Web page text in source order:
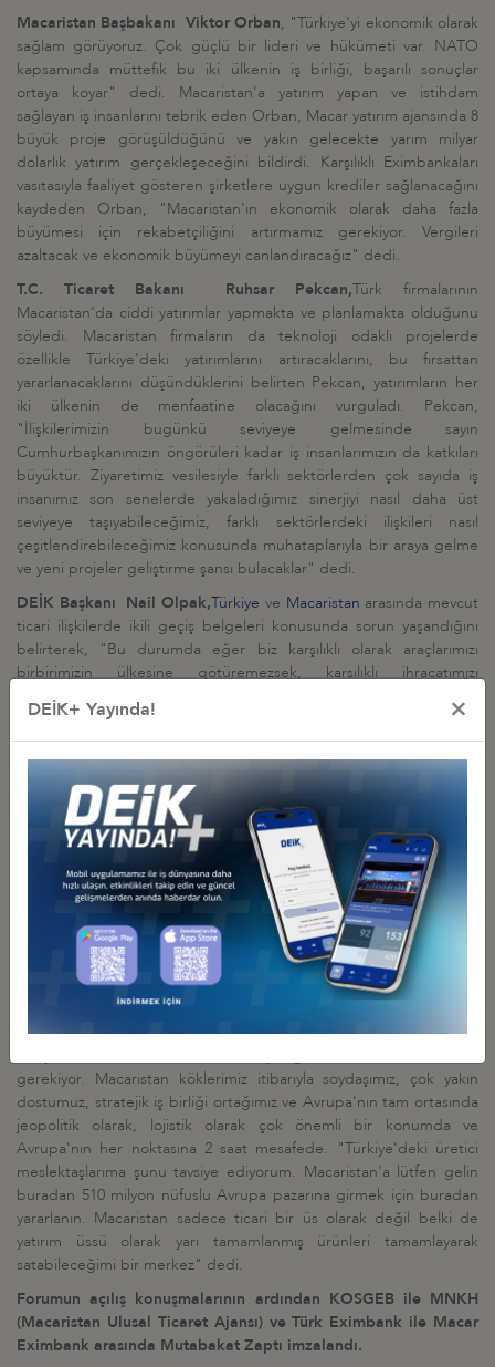
Macaristan Başbakanı Viktor Orban, "Türkiye'yi ekonomik olarak
sağlam görüyoruz. Çok güçlü bir lideri ve hükümeti var. NATO
kapsamında müttefik bu iki ülkenin iş birliği, başarılı sonuçlar
ortaya koyar" dedi. Macaristan'a yatırım yapan ve istihdam
sağlayan iş insanlarını tebrik eden Orban, Macar yatırım ajansında 8
büyük proje görüşüldüğünü ve yakın gelecekte yarım milyar
dolarlık yatırım gerçekleşeceğini bildirdi. Karşılıklı Eximbankaları
vasıtasıyla faaliyet gösteren şirketlere uygun krediler sağlanacağını
kaydeden Orban, "Macaristan'ın ekonomik olarak daha fazla
büyümesi için rekabetçiliğini artırmamız gerekiyor. Vergileri
azaltacak ve ekonomik büyümeyi canlandıracağız" dedi.
T.C. Ticaret Bakanı Ruhsar Pekcan,Türk firmalarının
Macaristan'da ciddi yatırımlar yapmakta ve planlamakta olduğunu
söyledi. Macaristan firmaların da teknoloji odaklı projelerde
özellikle Türkiye'deki yatırımlarını artıracaklarını, bu fırsattan
yararlanacaklarını düşündüklerini belirten Pekcan, yatırımların her
iki ülkenin de menfaatine olacağını vurguladı. Pekcan,
"İlişkilerimizin bugünkü seviyeye gelmesinde sayın
Cumhurbaşkanımızın öngörüleri kadar iş insanlarımızın da katkıları
büyüktür. Ziyaretimiz vesilesiyle farklı sektörlerden çok sayıda iş
insanımız son senelerde yakaladığımız sinerjiyi nasıl daha üst
seviyeye taşıyabileceğimiz, farklı sektörlerdeki ilişkileri nasıl
çeşitlendirebileceğimiz konusunda muhataplarıyla bir araya gelme
ve yeni projeler geliştirme şansı bulacaklar" dedi.
DEİK Başkanı Nail Olpak,Türkiye ve Macaristan arasında mevcut
ticari ilişkilerde ikili geçiş belgeleri konusunda sorun yaşandığını
belirterek, "Bu durumda eğer biz karşılıklı olarak araçlarımızı
birbirimizin ülkesine götüremezsek, karşılıklı ihracatımızı
artırmaktan söz edemeyiz" dedi. İş insanlarının karşılıklı ticareti
geliştirme konusunda çalışmalar yaptıklarını belirten Olpak, mevcut
ticari ilişkilerde ikili geçiş belgeleri konusunda sorun yaşandığına
işaret ederek, "Bir sorunumuz var. O da ikili geçiş belgeleri, yani
Macar tırlarının Türkiye'ye veya Türk tırlarının Macaristan'a mal
getirmeleri durumunda bu belgeler geçen yıla oranla yüzde 60
düşürüldü. Bu durumda eğer biz karşılıklı olarak araçlarımızı
birbirimizin ülkesine götüremezsek, karşılıklı ihracatımızı
artırmaktan söz edemeyiz. Elbette hızlı ve adil bir çözümü arzu
ediyoruz" dedi.
DEİK/Türkiye-Macaristan İş Konseyi Başkanı Adnan
"Avrupa'da ticaret yapmak isteyen, özellikle ihracat yapmak
isteyen Türk üreticilerin Macaristan'ı bir üs olarak kullanmaları
gerekir" dedi. Türkiye-Macaristan ticari iş birliğini geliştirmek için
uzun zamandan beri çaba gösterdiğini belirten Polat, "Bizim iş
gerekiyor. Macaristan köklerimiz itibarıyla soydaşımız, çok yakın
dostumuz, stratejik iş birliği ortağımız ve Avrupa'nın tam ortasında
jeopolitik olarak, lojistik olarak çok önemli bir konumda ve
Avrupa'nın her noktasına 2 saat mesafede. "Türkiye'deki üretici
meslektaşlarıma şunu tavsiye ediyorum. Macaristan'a lütfen gelin
buradan 510 milyon nüfuslu Avrupa pazarına girmek için buradan
yararlanın. Macaristan sadece ticari bir üs olarak değil belki de
yatırım üssü olarak yarı tamamlanmış ürünleri tamamlayarak
satabileceğimi bir merkez" dedi.
Forumun açılış konuşmalarının ardından KOSGEB ile MNKH
(Macaristan Ulusal Ticaret Ajansı) ve Türk Eximbank ile Macar
Eximbank arasında Mutabakat Zaptı imzalandı.
DEİK+ Yayında! ×